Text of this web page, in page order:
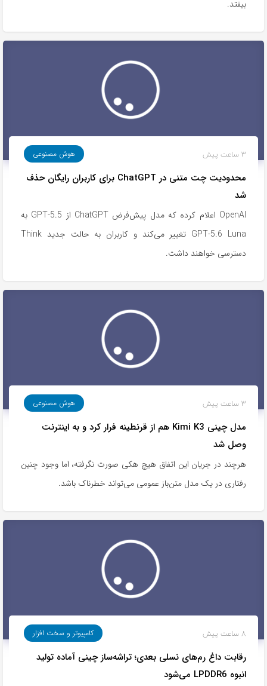
بیفتد.
هوش مصنوعی 3 ساعت پیش
محدودیت چت متنی در ChatGPT برای کاربران رایگان حذف
شد
OpenAI اعلام کرده که مدل پیش‌فرض ChatGPT از GPT-5.5 به
GPT-5.6 Luna تغییر می‌کند و کاربران به حالت جدید Think
دسترسی خواهند داشت.
هوش مصنوعی 3 ساعت پیش
مدل چینی Kimi K3 هم از قرنطینه فرار کرد و به اینترنت
وصل شد
هرچند در جریان این اتفاق هیچ هکی صورت نگرفته، اما وجود چنین
رفتاری در یک مدل متن‌باز عمومی می‌تواند خطرناک باشد.
کامپیوتر و سخت افزار 8 ساعت پیش
رقابت داغ رم‌های نسلی بعدی؛ تراشه‌ساز چینی آماده‌ تولید
انبوه LPDDR6 می‌شود